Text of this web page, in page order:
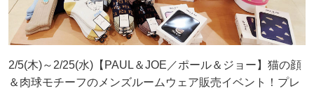
2/5(木)～2/25(水)【PAUL＆JOE／ポール＆ジョー】猫の顔
＆肉球モチーフのメンズルームウェア販売イベント！プレ